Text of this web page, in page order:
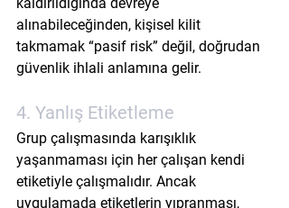
alınabileceğinden, kişisel kilit
takmamak “pasif risk” değil, doğrudan
güvenlik ihlali anlamına gelir.
4. Yanlış Etiketleme
Grup çalışmasında karışıklık
yaşanmaması için her çalışan kendi
etiketiyle çalışmalıdır. Ancak
uygulamada etiketlerin yıpranması,